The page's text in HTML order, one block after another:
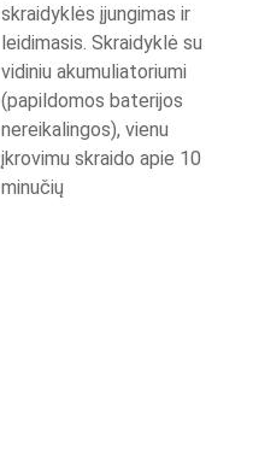
skraidyklės įjungimas ir
leidimasis. Skraidyklė su
vidiniu akumuliatoriumi
(papildomos baterijos
nereikalingos), vienu
įkrovimu skraido apie 10
minučių